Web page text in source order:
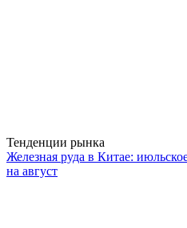
Тенденции рынка
Железная руда в Китае:
на август